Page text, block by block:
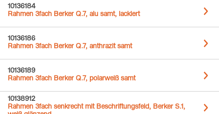
10136184
Rahmen 3fach Berker Q.7, alu samt, lackiert
10136186
Rahmen 3fach Berker Q.7, anthrazit samt
10136189
Rahmen 3fach Berker Q.7, polarweiß samt
10138912
Rahmen 3fach senkrecht mit Beschriftungsfeld, Berker S.1,